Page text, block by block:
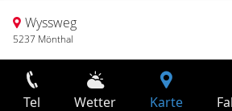
Wyssweg
5237 Mönthal
Tel Wetter Karte